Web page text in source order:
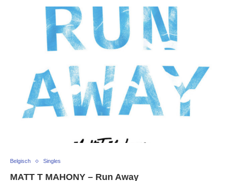
Belgisch Singles
MATT T MAHONY – Run Away